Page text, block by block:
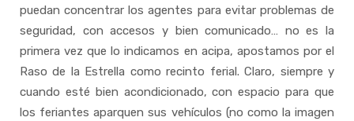
puedan concentrar los agentes para evitar problemas de
seguridad, con accesos y bien comunicado… no es la
primera vez que lo indicamos en acipa, apostamos por el
Raso de la Estrella como recinto ferial. Claro, siempre y
cuando esté bien acondicionado, con espacio para que
los feriantes aparquen sus vehículos (no como la imagen